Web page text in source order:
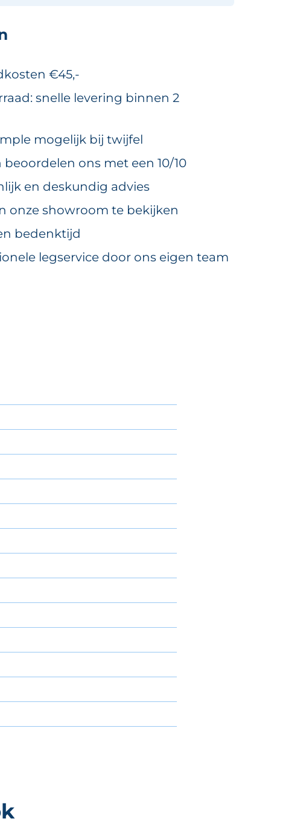
€45,-
snelle levering binnen 2
mogelijk bij twijfel
beoordelen ons met een 10/10
en deskundig advies
onze showroom te bekijken
bedenktijd
legservice door ons eigen team